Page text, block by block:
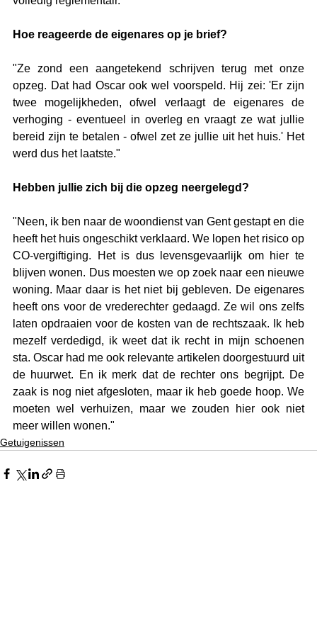
Hoe reageerde de eigenares op je brief?
"Ze zond een aangetekend schrijven terug met onze
opzeg. Dat had Oscar ook wel voorspeld. Hij zei: 'Er zijn
twee mogelijkheden, ofwel verlaagt de eigenares de
verhoging - eventueel in overleg en vraagt ze wat jullie
bereid zijn te betalen - ofwel zet ze jullie uit het huis.' Het
werd dus het laatste."
Hebben jullie zich bij die opzeg neergelegd?
"Neen, ik ben naar de woondienst van Gent gestapt en die
heeft het huis ongeschikt verklaard. We lopen het risico op
CO-vergiftiging. Het is dus levensgevaarlijk om hier te
blijven wonen. Dus moesten we op zoek naar een nieuwe
woning. Maar daar is het niet bij gebleven. De eigenares
heeft ons voor de vrederechter gedaagd. Ze wil ons zelfs
laten opdraaien voor de kosten van de rechtszaak. Ik heb
mezelf verdedigd, ik weet dat ik recht in mijn schoenen
sta. Oscar had me ook relevante artikelen doorgestuurd uit
de huurwet. En ik merk dat de rechter ons begrijpt. De
zaak is nog niet afgesloten, maar ik heb goede hoop. We
moeten wel verhuizen, maar we zouden hier ook niet
meer willen wonen."
Getuigenissen